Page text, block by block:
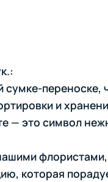
сумке-переноске,
и
— это символ
которая